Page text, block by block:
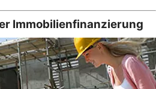
Immobilienfinanzierung